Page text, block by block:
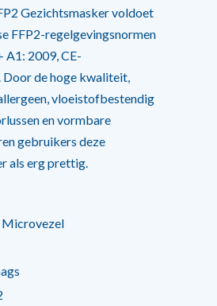
Gezichtsmasker voldoet
FFP2-regelgevingsnormen
A1: 2009, CE-
de hoge kwaliteit,
vloeistofbestendig
en vormbare
gebruikers deze
als erg prettig.
Microvezel